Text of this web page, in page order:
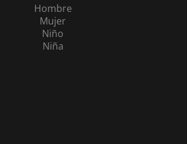
Hombre
Mujer
Niño
Niña